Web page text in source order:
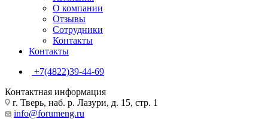
О компании
Отзывы
Сотрудники
Контакты
Контакты
+7(4822)39-44-69
Контактная информация
г. Тверь, наб. р. Лазури, д. 15, стр. 1
info@forumeng.ru